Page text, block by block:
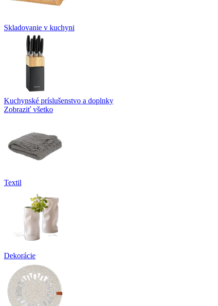
Skladovanie v kuchyni
Kuchynské príslušenstvo a doplnky
Zobraziť všetko
Textil
Dekorácie